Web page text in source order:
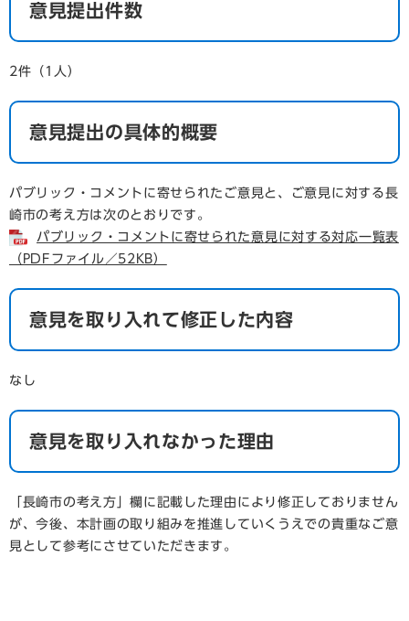
意見提出件数
2件（1人）
意見提出の具体的概要
パブリック・コメントに寄せられたご意見と、ご意見に対する長
崎市の考え方は次のとおりです。
パブリック・コメントに寄せられた意見に対する対応一覧表
（PDFファイル／52KB）
意見を取り入れて修正した内容
なし
意見を取り入れなかった理由
「長崎市の考え方」欄に記載した理由により修正しておりません
が、今後、本計画の取り組みを推進していくうえでの貴重なご意
見として参考にさせていただきます。